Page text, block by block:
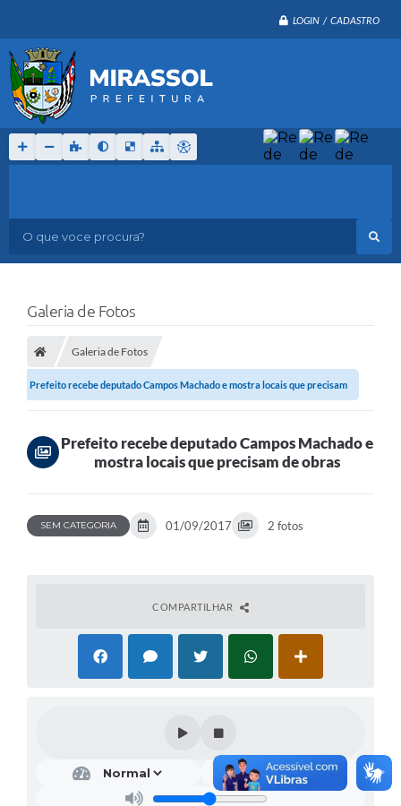
LOGIN / CADASTRO
O que voce procura?
Galeria de Fotos
Galeria de Fotos
Prefeito recebe deputado Campos Machado e mostra locais que precisam
Prefeito recebe deputado Campos Machado e
mostra locais que precisam de obras
SEM CATEGORIA 01/09/2017 2 fotos
COMPARTILHAR